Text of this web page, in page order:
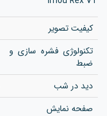
کیفیت تصویر
تکنولوژی فشره سازی و
ضبط
دید در شب
صفحه نمایش